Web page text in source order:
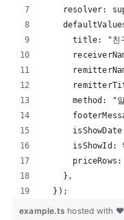
resolver:
title: "친
method: "
isShowId:
priceRows:
    },
  });
example.ts hosted with